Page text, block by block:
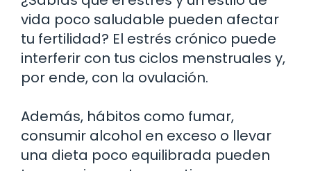
vida poco saludable pueden afectar
tu fertilidad? El estrés crónico puede
interferir con tus ciclos menstruales y,
por ende, con la ovulación.
Además, hábitos como fumar,
consumir alcohol en exceso o llevar
una dieta poco equilibrada pueden